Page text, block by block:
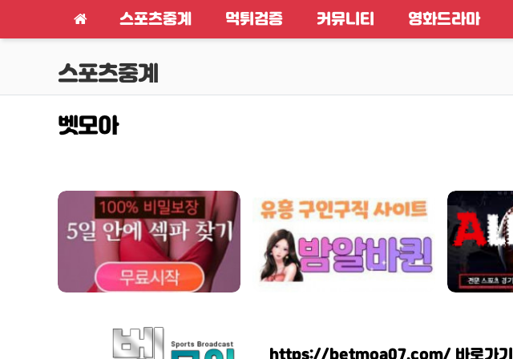
메인 메뉴 스포츠중계 먹튀검증 커뮤니티 영화드라마
스포츠중계
벳모아